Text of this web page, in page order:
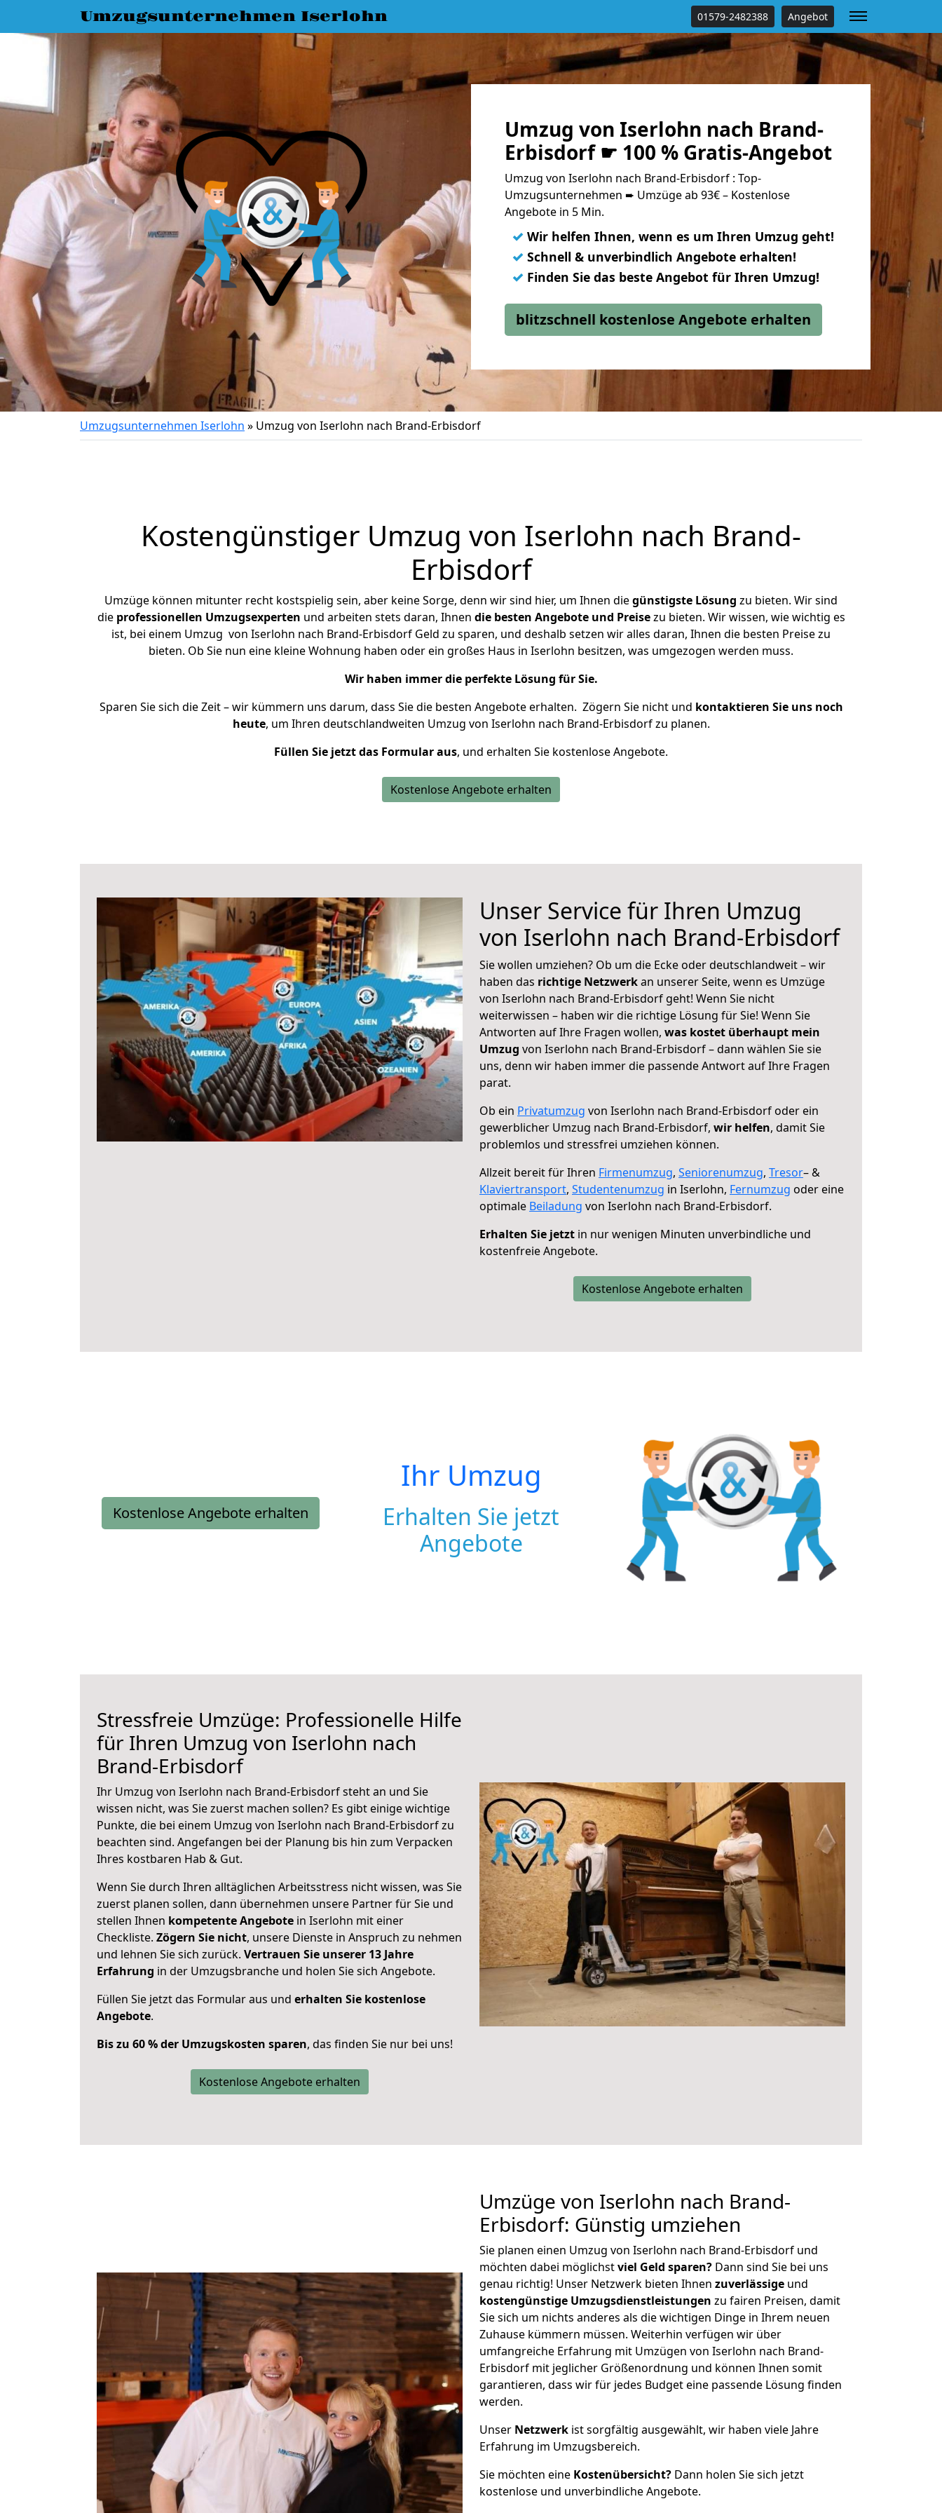
Umzugsunternehmen Iserlohn 01579-2482388 Angebot
Umzug von Iserlohn nach Brand-
Erbisdorf ☛ 100 % Gratis-Angebot
Umzug von Iserlohn nach Brand-Erbisdorf : Top-
Umzugsunternehmen ➨ Umzüge ab 93€ – Kostenlose
Angebote in 5 Min.
✓ Wir helfen Ihnen, wenn es um Ihren Umzug geht!
✓ Schnell & unverbindlich Angebote erhalten!
✓ Finden Sie das beste Angebot für Ihren Umzug!
blitzschnell kostenlose Angebote erhalten
Umzugsunternehmen Iserlohn » Umzug von Iserlohn nach Brand-Erbisdorf
Kostengünstiger Umzug von Iserlohn nach Brand-
Erbisdorf
Umzüge können mitunter recht kostspielig sein, aber keine Sorge, denn wir sind hier, um Ihnen diegünstigste Lösung zu bieten. Wir sind
die professionellen Umzugsexperten und arbeiten stets daran, Ihnen die besten Angebote und Preisezu bieten. Wir wissen, wie wichtig es
ist, bei einem Umzug von Iserlohn nach Brand-Erbisdorf Geld zu sparen, und deshalb setzen wir alles daran, Ihnen die besten Preise zu
bieten. Ob Sie nun eine kleine Wohnung haben oder ein großes Haus in Iserlohn besitzen, was umgezogen werden muss.
Wir haben immer die perfekte Lösung für Sie.
Sparen Sie sich die Zeit – wir kümmern uns darum, dass Sie die besten Angebote erhalten. Zögern Sie nicht und kontaktieren Sie uns noch
heute, um Ihren deutschlandweiten Umzug von Iserlohn nach Brand-Erbisdorf zu planen.
Füllen Sie jetzt das Formular aus, und erhalten Sie kostenlose Angebote.
Kostenlose Angebote erhalten
Unser Service für Ihren Umzug
von Iserlohn nach Brand-Erbisdorf
Sie wollen umziehen? Ob um die Ecke oder deutschlandweit – wir
haben das richtige Netzwerkan unserer Seite, wenn es Umzüge
von Iserlohn nach Brand-Erbisdorf geht! Wenn Sie nicht
weiterwissen – haben wir die richtige Lösung für Sie! Wenn Sie
Antworten auf Ihre Fragen wollen, was kostet überhaupt mein
Umzug von Iserlohn nach Brand-Erbisdorf – dann wählen Sie sie
uns, denn wir haben immer die passende Antwort auf Ihre Fragen
parat.
Ob ein Privatumzug von Iserlohn nach Brand-Erbisdorf oder ein
gewerblicher Umzug nach Brand-Erbisdorf, wir helfen, damit Sie
problemlos und stressfrei umziehen können.
Allzeit bereit für Ihren Firmenumzug, Seniorenumzug, Tresor– &
Klaviertransport, Studentenumzug in Iserlohn, Fernumzug oder eine
optimale Beiladung von Iserlohn nach Brand-Erbisdorf.
Erhalten Sie jetzt in nur wenigen Minuten unverbindliche und
kostenfreie Angebote.
Kostenlose Angebote erhalten
Kostenlose Angebote erhalten
Ihr Umzug
Erhalten Sie jetzt
Angebote
Stressfreie Umzüge: Professionelle Hilfe
für Ihren Umzug von Iserlohn nach
Brand-Erbisdorf
Ihr Umzug von Iserlohn nach Brand-Erbisdorf steht an und Sie
wissen nicht, was Sie zuerst machen sollen? Es gibt einige wichtige
Punkte, die bei einem Umzug von Iserlohn nach Brand-Erbisdorf zu
beachten sind. Angefangen bei der Planung bis hin zum Verpacken
Ihres kostbaren Hab & Gut.
Wenn Sie durch Ihren alltäglichen Arbeitsstress nicht wissen, was Sie
zuerst planen sollen, dann übernehmen unsere Partner für Sie und
stellen Ihnen kompetente Angebote in Iserlohn mit einer
Checkliste. Zögern Sie nicht, unsere Dienste in Anspruch zu nehmen
und lehnen Sie sich zurück. Vertrauen Sie unserer 13 Jahre
Erfahrung in der Umzugsbranche und holen Sie sich Angebote.
Füllen Sie jetzt das Formular aus und erhalten Sie kostenlose
Angebote.
Bis zu 60 % der Umzugskosten sparen, das finden Sie nur bei uns!
Kostenlose Angebote erhalten
Umzüge von Iserlohn nach Brand-
Erbisdorf: Günstig umziehen
Sie planen einen Umzug von Iserlohn nach Brand-Erbisdorf und
möchten dabei möglichstviel Geld sparen? Dann sind Sie bei uns
genau richtig! Unser Netzwerk bieten Ihnen zuverlässige und
kostengünstige Umzugsdienstleistungen zu fairen Preisen, damit
Sie sich um nichts anderes als die wichtigen Dinge in Ihrem neuen
Zuhause kümmern müssen. Weiterhin verfügen wir über
umfangreiche Erfahrung mit Umzügen von Iserlohn nach Brand-
Erbisdorf mit jeglicher Größenordnung und können Ihnen somit
garantieren, dass wir für jedes Budget eine passende Lösung finden
werden.
Unser Netzwerk ist sorgfältig ausgewählt, wir haben viele Jahre
Erfahrung im Umzugsbereich.
Sie möchten eine Kostenübersicht? Dann holen Sie sich jetzt
kostenlose und unverbindliche Angebote.